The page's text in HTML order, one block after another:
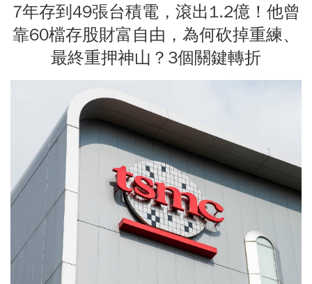
7年存到49張台積電，滾出1.2億！他曾
靠60檔存股財富自由，為何砍掉重練、
最終重押神山？3個關鍵轉折